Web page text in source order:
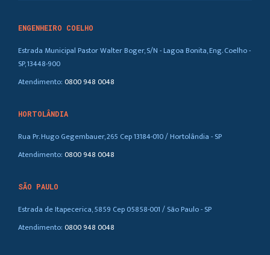
ENGENHEIRO COELHO
Estrada Municipal Pastor Walter Boger, S/N - Lagoa Bonita, Eng. Coelho -
SP, 13448-900
Atendimento:0800 948 0048
HORTOLÂNDIA
Rua Pr. Hugo Gegembauer, 265 Cep 13184-010 / Hortolândia - SP
Atendimento:0800 948 0048
SÃO PAULO
Estrada de Itapecerica, 5859 Cep 05858-001 / São Paulo - SP
Atendimento:0800 948 0048